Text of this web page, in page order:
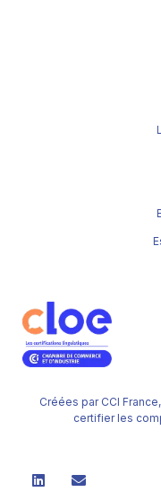
Créées par CCI
certifier les